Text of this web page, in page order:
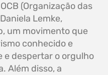
(Organização das
Lemke,
um movimento que
conhecido e
e despertar o orgulho
Além disso, a